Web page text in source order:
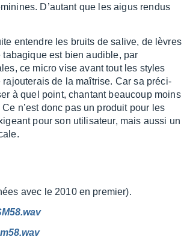
D’au­tant que les aigus rendus
entendre les bruits de salive, de lèvres
est bien audible, par
ce micro vise avant tout les styles
de la maîtrise. Car sa préci­
à quel point, chan­tant beau­coup moins
n’est donc pas un produit pour les
pour son utili­sa­teur, mais aussi un
avec le 2010 en premier).